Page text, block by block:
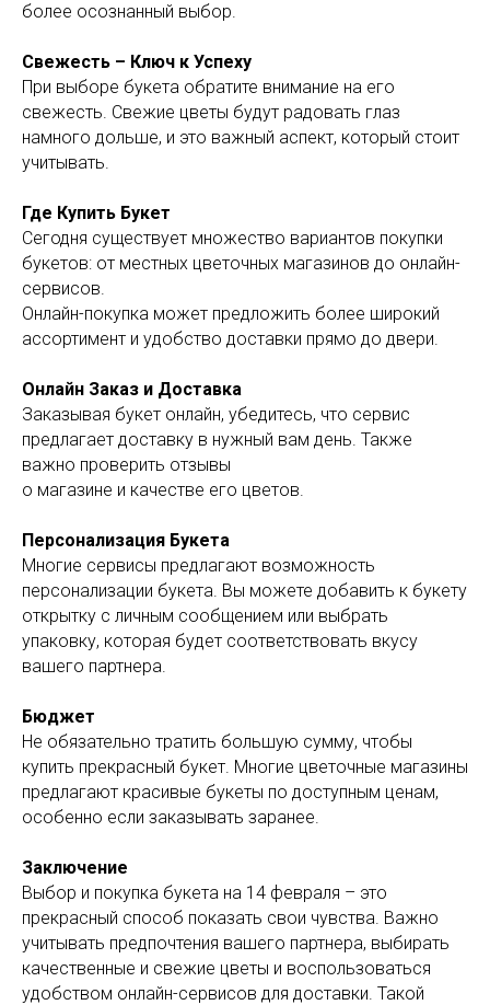
более осознанный выбор.
Свежесть – Ключ к Успеху
При выборе букета обратите внимание на его
свежесть. Свежие цветы будут радовать глаз
намного дольше, и это важный аспект, который стоит
учитывать.
Где Купить Букет
Сегодня существует множество вариантов покупки
букетов: от местных цветочных магазинов до онлайн-
сервисов.
Онлайн-покупка может предложить более широкий
ассортимент и удобство доставки прямо до двери.
Онлайн Заказ и Доставка
Заказывая букет онлайн, убедитесь, что сервис
предлагает доставку в нужный вам день. Также
важно проверить отзывы
о магазине и качестве его цветов.
Персонализация Букета
Многие сервисы предлагают возможность
персонализации букета. Вы можете добавить к букету
открытку с личным сообщением или выбрать
упаковку, которая будет соответствовать вкусу
вашего партнера.
Бюджет
Не обязательно тратить большую сумму, чтобы
купить прекрасный букет. Многие цветочные магазины
предлагают красивые букеты по доступным ценам,
особенно если заказывать заранее.
Заключение
Выбор и покупка букета на 14 февраля – это
прекрасный способ показать свои чувства. Важно
учитывать предпочтения вашего партнера, выбирать
качественные и свежие цветы и воспользоваться
удобством онлайн-сервисов для доставки. Такой